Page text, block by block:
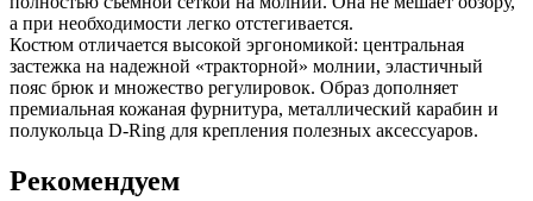
а при необходимости легко отстегивается.
Костюм отличается высокой эргономикой: центральная
застежка на надежной «тракторной» молнии, эластичный
пояс брюк и множество регулировок. Образ дополняет
премиальная кожаная фурнитура, металлический карабин и
полукольца D-Ring для крепления полезных аксессуаров.
Рекомендуем